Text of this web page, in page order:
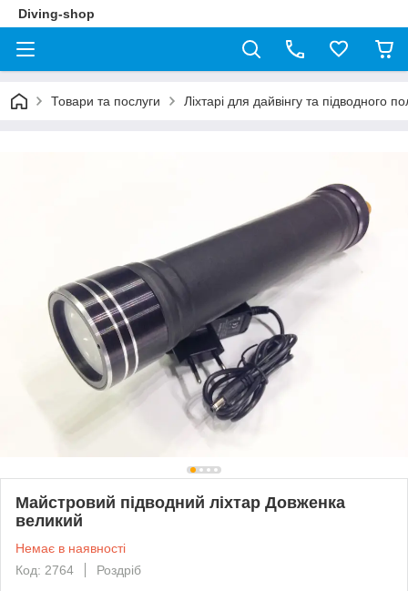
Diving-shop
Товари та послуги Ліхтарі для дайвінгу та підводного
Майстровий підводний ліхтар Довженка
великий
Немає в наявності
Код: 2764
Роздріб